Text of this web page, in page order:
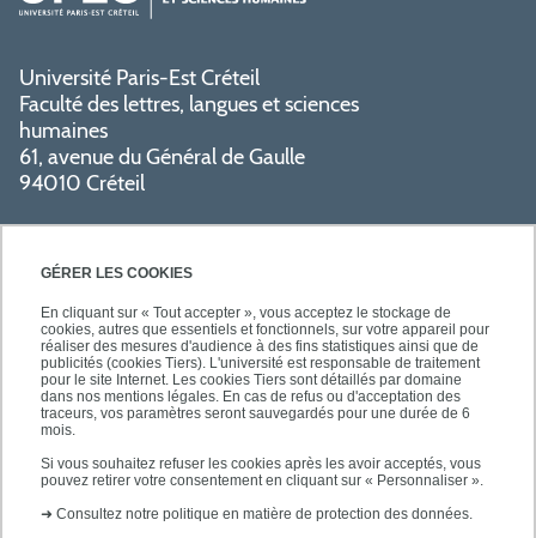
GÉRER LES COOKIES
En cliquant sur « Tout accepter », vous acceptez le stockage de
cookies, autres que essentiels et fonctionnels, sur votre appareil pour
réaliser des mesures d'audience à des fins statistiques ainsi que de
publicités (cookies Tiers). L'université est responsable de traitement
pour le site Internet. Les cookies Tiers sont détaillés par domaine
dans nos mentions légales. En cas de refus ou d'acceptation des
traceurs, vos paramètres seront sauvegardés pour une durée de 6
mois.
Si vous souhaitez refuser les cookies après les avoir acceptés, vous
pouvez retirer votre consentement en cliquant sur « Personnaliser ».
➜ Consultez notre politique en matière de protection des données.
Université Paris-Est Créteil
Faculté des lettres, langues et sciences
humaines
61, avenue du Général de Gaulle
94010 Créteil
PRATIQUE
NOS FORMATIONS